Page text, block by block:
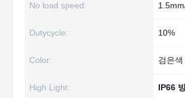
No load speed:
Dutycycle: 10%
Color: 검은색
High Light: IP66